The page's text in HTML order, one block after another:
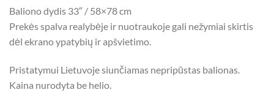
Baliono dydis 33″ / 58×78 cm
Prekės spalva realybėje ir nuotraukoje gali nežymiai skirtis
dėl ekrano ypatybių ir apšvietimo.
Pristatymui Lietuvoje siunčiamas nepripūstas balionas.
Kaina nurodyta be helio.